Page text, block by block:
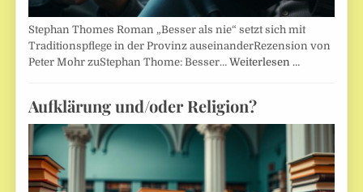
Stephan Thomes Roman „Besser als nie“ setzt sich mit
Traditionspflege in der Provinz auseinanderRezension von
Peter Mohr zuStephan Thome: Besser…Weiterlesen …
Aufklärung und/oder Religion?